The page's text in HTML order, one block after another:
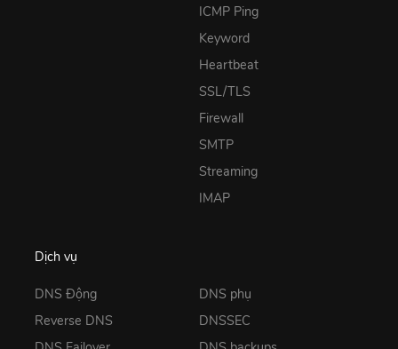
ICMP Ping
Keyword
Heartbeat
SSL/TLS
Firewall
SMTP
Streaming
IMAP
Dịch vụ
DNS Động
Reverse DNS
DNS phụ
DNSSEC